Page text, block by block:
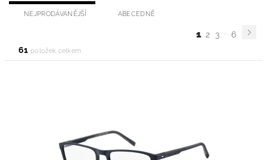
NEJPRODÁVANĚJŠÍ ABECEDNĚ
1 2 3 ... 6
61 položek celkem